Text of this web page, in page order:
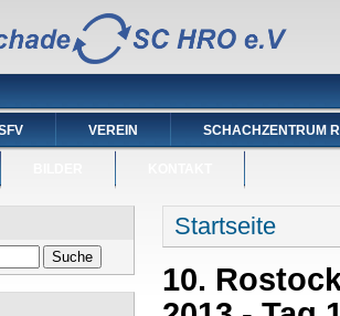
VEREIN SCHACHZENTRUM
Sie sind hier
Startseite
10.